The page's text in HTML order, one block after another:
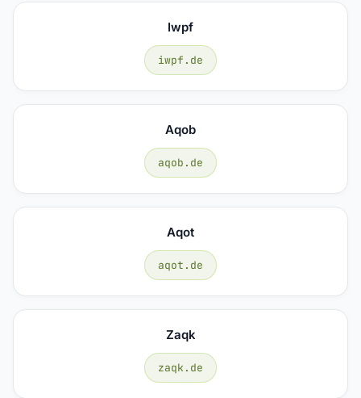
Iwpf
iwpf.de
Aqob
aqob.de
Aqot
aqot.de
Zaqk
zaqk.de